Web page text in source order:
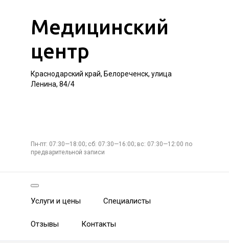
Медицинский
центр
Краснодарский край, Белореченск, улица
Ленина, 84/4
Пн-пт: 07:30—18:00; сб: 07:30—16:00; вс: 07:30—12:00 по
предварительной записи
Услуги и цены Специалисты
Отзывы Контакты